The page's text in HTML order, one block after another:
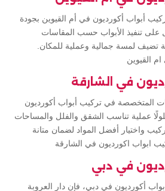
أبواب أكورديون في أم القيوين بجودة
على تنفيذ الأبواب حسب المقاسات
تضيف لمسة جمالية وعملية للمكان.
القيوين
في الشارقة
المتخصصة في تركيب أبواب أكورديون
عملية تناسب الشقق والفلل والمساحات
واختيار أفضل المواد لضمان متانة
ابواب اكورديون في الشارقة
في دبي
أكورديون في دبي، فإن دار العروبة